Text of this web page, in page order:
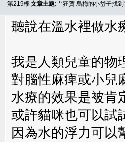
第219樓 文章主題: **狂賀 烏梅的小岱子找
聽說在溫水裡做水
我是人類兒童的物
對腦性麻痺或小兒
水療的效果是被肯
或許貓咪也可以試
因為水的浮力可以